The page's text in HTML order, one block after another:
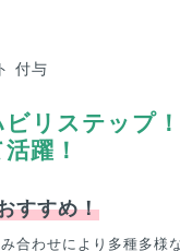
付与
リステップ！
躍！
すすめ！
合わせにより多種多様